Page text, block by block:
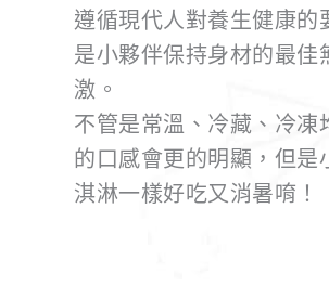
遵循現代人對養生健康的
是小夥伴保持身材的最佳
激。
不管是常溫、冷藏、冷
的口感會更的明顯，但
淇淋一樣好吃又消暑唷！